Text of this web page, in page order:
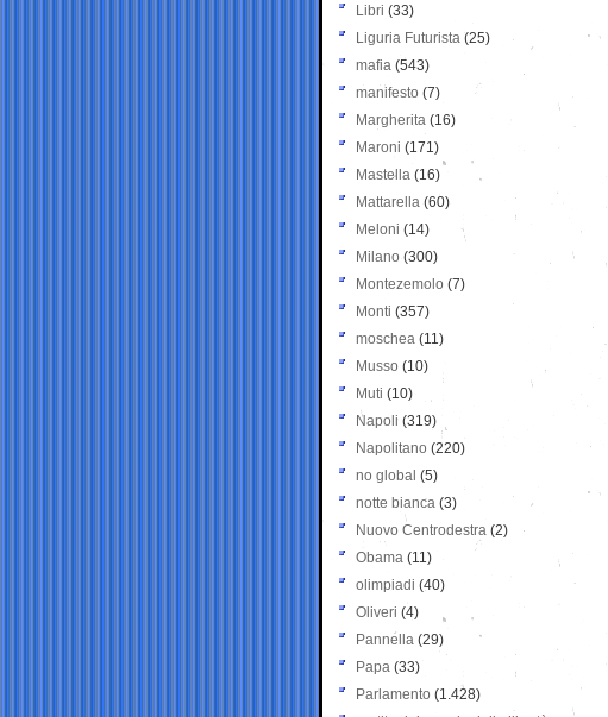
Libri (33)
Liguria Futurista (25)
mafia (543)
manifesto (7)
Margherita (16)
Maroni (171)
Mastella (16)
Mattarella (60)
Meloni (14)
Milano (300)
Montezemolo (7)
Monti (357)
moschea (11)
Musso (10)
Muti (10)
Napoli (319)
Napolitano (220)
no global (5)
notte bianca (3)
Nuovo Centrodestra (2)
Obama (11)
olimpiadi (40)
Oliveri (4)
Pannella (29)
Papa (33)
Parlamento (1.428)